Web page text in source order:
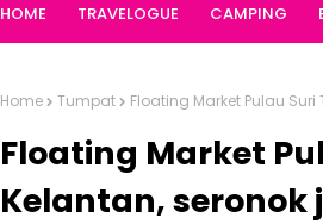
HOME TRAVELOGUE CAMPING
Home Tumpat Floating Market Pulau
Floating Market
Kelantan,